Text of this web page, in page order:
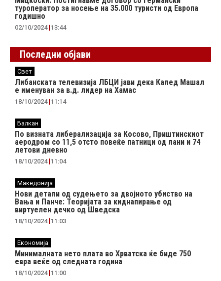
туроператор за носење на 35.000 туристи од Европа
годишно
02/10/2024 13:44
Последни објави
Свет
Либанската телевизија ЛБЦИ јави дека Калед Машал
е именуван за в.д. лидер на Хамас
18/10/2024 11:14
Балкан
По визната либерализација за Косово, Приштинскиот
аеродром со 11,5 отсто повеќе патници од лани и 74
летови дневно
18/10/2024 11:04
Македонија
Нови детали од судењето за двојното убиство на
Вања и Панче: Теоријата за киднапирање од
виртуелен дечко од Шведска
18/10/2024 11:03
Економија
Минималната нето плата во Хрватска ќе биде 750
евра веќе од следната година
18/10/2024 11:00